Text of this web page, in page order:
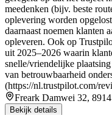
meedenken (bijv. beste
oplevering worden
daarnaast noemen klanten
opleveren. Ook op
uit 2025–2026 waarin
snelle/vriendelijke
van betrouwbaarheid
(https://nl.trustpilot.com/
Freark Damwei 32,
Bekijk details